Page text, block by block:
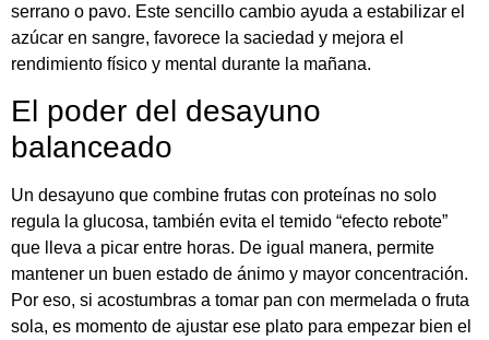
serrano o pavo. Este sencillo cambio ayuda a estabilizar el
azúcar en sangre, favorece la saciedad y mejora el
rendimiento físico y mental durante la mañana.
El poder del desayuno
balanceado
Un desayuno que combine frutas con proteínas no solo
regula la glucosa, también evita el temido “efecto rebote”
que lleva a picar entre horas. De igual manera, permite
mantener un buen estado de ánimo y mayor concentración.
Por eso, si acostumbras a tomar pan con mermelada o fruta
sola, es momento de ajustar ese plato para empezar bien el